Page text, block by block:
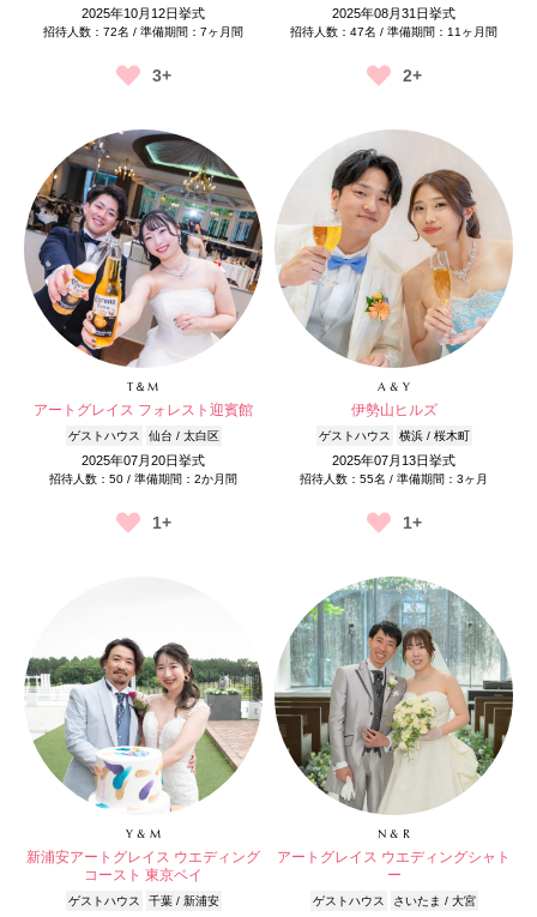
2025年10月12日挙式
招待人数：72名 / 準備期間：7ヶ月間
3+
2025年08月31日挙式
招待人数：47名 / 準備期間：11ヶ月間
2+
T＆M
アートグレイス フォレスト迎賓館
ゲストハウス 仙台 / 太白区
2025年07月20日挙式
招待人数：50 / 準備期間：2か月間
1+
A & Y
伊勢山ヒルズ
ゲストハウス 横浜 / 桜木町
2025年07月13日挙式
招待人数：55名 / 準備期間：3ヶ月
1+
Y & M
新浦安アートグレイス ウエディング
コースト 東京ベイ
ゲストハウス 千葉 / 新浦安
N & R
アートグレイス ウエディングシャト
ー
ゲストハウス さいたま / 大宮